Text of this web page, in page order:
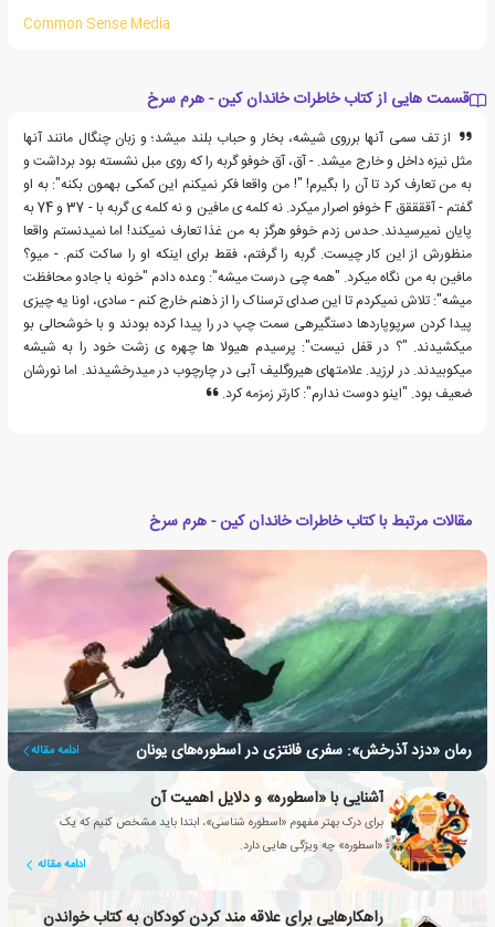
Common Sense Media
قسمت هایی از کتاب خاطرات خاندان کین - هرم سرخ
از تف سمی آنها برروی شیشه، بخار و حباب بلند میشد؛ و زبان چنگال مانند آنها
مثل نیزه داخل و خارج میشد. - آق، آق خوفو گربه را که روی مبل نشسته بود برداشت و
به من تعارف کرد تا آن را بگیرم! "! من واقعا فکر نمیکنم این کمکی بهمون بکنه": به او
گفتم - آققققق F خوفو اصرار میکرد. نه کلمه ی مافین و نه کلمه ی گربه با - 37 و 74 به
پایان نمیرسیدند. حدس زدم خوفو هرگز به من غذا تعارف نمیکند! اما نمیدنستم واقعا
منظورش از این کار چیست. گربه را گرفتم، فقط برای اینکه او را ساکت کنم. - میو؟
مافین به من نگاه میکرد. "همه چی درست میشه": وعده دادم "خونه با جادو محافظت
میشه": تلاش نمیکردم تا این صدای ترسناک را از ذهنم خارج کنم - سادی، اونا یه چیزی
پیدا کردن سرپوپاردها دستگیرهی سمت چپ در را پیدا کرده بودند و با خوشحالی بو
میکشیدند. "؟ در قفل نیست": پرسیدم هیولا ها چهره ی زشت خود را به شیشه
میکوبیدند. در لرزید. علامتهای هیروگلیف آبی در چارچوب در میدرخشیدند. اما نورشان
ضعیف بود. "اینو دوست ندارم": کارتر زمزمه کرد.
مقالات مرتبط با کتاب خاطرات خاندان کین - هرم سرخ
رمان «دزد آذرخش»: سفری فانتزی در اسطوره‌های یونان ادامه مقاله
آشنایی با «اسطوره» و دلایل اهمیت آن
برای درک بهتر مفهوم «اسطوره شناسی»، ابتدا باید مشخص کنیم که یک
«اسطوره» چه ویژگی هایی دارد.
ادامه مقاله
راهکارهایی برای علاقه مند کردن کودکان به کتاب خواندن